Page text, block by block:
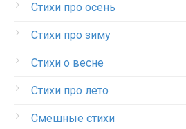
Стихи про осень
Стихи про зиму
Стихи о весне
Стихи про лето
Смешные стихи